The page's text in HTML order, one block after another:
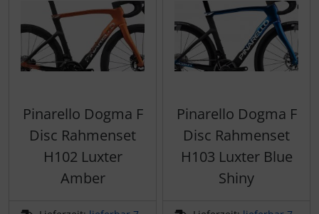
Pinarello Dogma F
Disc Rahmenset
H102 Luxter
Amber
Pinarello Dogma F
Disc Rahmenset
H103 Luxter Blue
Shiny